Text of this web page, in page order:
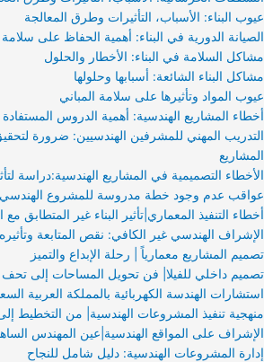
عيوب البناء: الأسباب، التأثيرات وطرق المعالجة
الصيانة الدورية في البناء: أهمية الحفاظ على سلامة
مشاكل السلامة في البناء: الأخطار والحلول
مشاكل البناء الشائعة: أسبابها وحلولها
عيوب المواد وتأثيرها على سلامة المباني
أخطاء المشاريع الهندسية: أهمية الدروس المستفادة
التدريب المهني للمشرفين الهندسيين: ضرورة
المشاريع
الأخطاء التصميمية في المشاريع الهندسية:دراسة
عواقب عدم وجود خطة مدروسة للمشروع الهندسي
أخطاء التنفيذ المعماري|تأثير البناء غير المتطابق مع
الإشراف الهندسي غير الكافي: نقص المتابعة
تصميم المشاريع معمارياً | رحلة الإبداع والتميز
تصميم داخلي للفيلا| فن تحويل المساحات إلى تحف
استشارات الهندسة الكهربائية بالمملكة العربية
منهجية تنفيذ المشروعات الهندسية| من التخطيط
الإشراف على المواقع الهندسية|عين المهندس
إدارة المشروعات الهندسية: دليل شامل للنجاح